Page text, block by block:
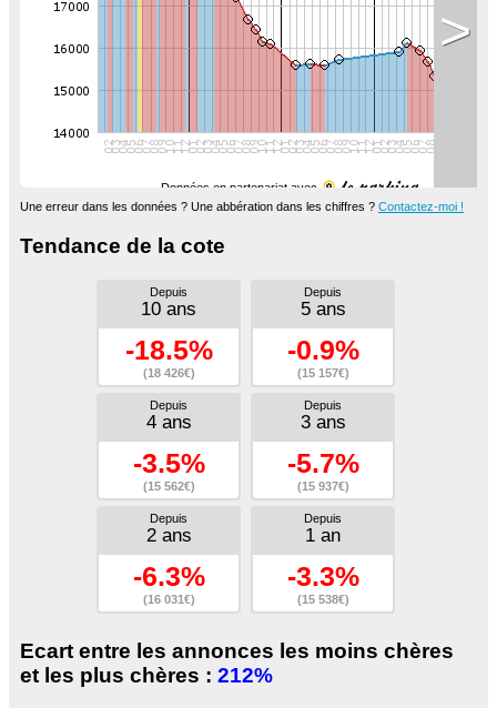
Données en partenariat avec
>
Une erreur dans les données ? Une abbération dans les chiffres ? Contactez-moi !
Tendance de la cote
Depuis
10 ans
-18.5%
(18 426€)
Depuis
5 ans
-0.9%
(15 157€)
Depuis
4 ans
-3.5%
(15 562€)
Depuis
3 ans
-5.7%
(15 937€)
Depuis
2 ans
-6.3%
(16 031€)
Depuis
1 an
-3.3%
(15 538€)
Ecart entre les annonces les moins chères
et les plus chères : 212%